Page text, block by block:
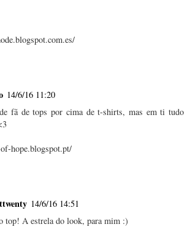
14/6/16 11:20
fã de tops por cima de t-shirts, mas em ti tudo
hope.blogspot.pt/
14/6/16 14:51
top! A estrela do look, para mim :)